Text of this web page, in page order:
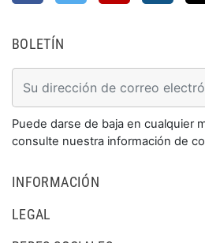
BOLETÍN
Puede darse de baja en cualquier
consulte nuestra información de
INFORMACIÓN
LEGAL